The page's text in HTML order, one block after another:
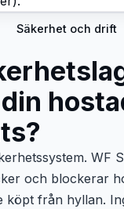
Säkerhet och drift
WF
och blockerar
köpt från hyllan.